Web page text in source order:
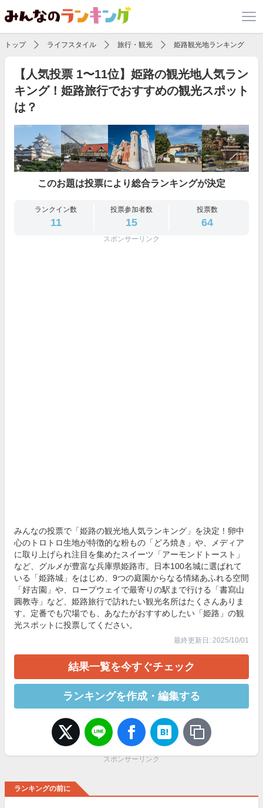
トップ ライフスタイル 旅行・観光 姫路観光地ランキング
【人気投票 1〜11位】姫路の観光地人気ラン
キング！姫路旅行でおすすめの観光スポット
は？
このお題は投票により総合ランキングが決定
ランクイン数
11
投票参加者数
15
投票数
64
スポンサーリンク
みんなの投票で「姫路の観光地人気ランキング」を決定！卵中
心のトロトロ生地が特徴的な粉もの「どろ焼き」や、メディア
に取り上げられ注目を集めたスイーツ「アーモンドトースト」
など、グルメが豊富な兵庫県姫路市。日本100名城に選ばれて
いる「姫路城」をはじめ、9つの庭園からなる情緒あふれる空間
「好古園」や、ロープウェイで最寄りの駅まで行ける「書寫山
圓教寺」など、姫路旅行で訪れたい観光名所はたくさんありま
す。定番でも穴場でも、あなたがおすすめしたい「姫路」の観
光スポットに投票してください。
最終更新日: 2025/10/01
結果一覧を今すぐチェック
ランキングを作成・編集する
スポンサーリンク
ランキングの前に